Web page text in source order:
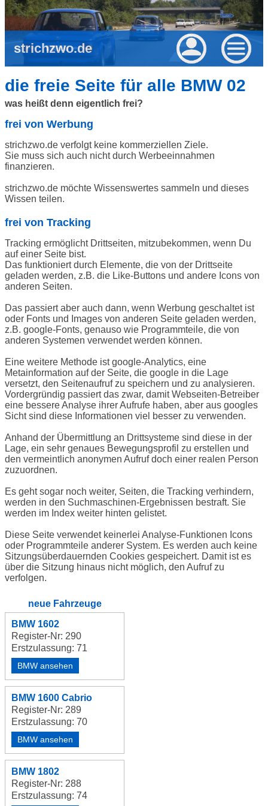
strichzwo.de
die freie Seite für alle BMW 02
was heißt denn eigentlich frei?
frei von Werbung
strichzwo.de verfolgt keine kommerziellen Ziele.
Sie muss sich auch nicht durch Werbeeinnahmen
finanzieren.
strichzwo.de möchte Wissenswertes sammeln und dieses
Wissen teilen.
frei von Tracking
Tracking ermöglicht Drittseiten, mitzubekommen, wenn Du
auf einer Seite bist.
Das funktioniert durch Elemente, die von der Drittseite
geladen werden, z.B. die Like-Buttons und andere Icons von
anderen Seiten.
Das passiert aber auch dann, wenn Werbung geschaltet ist
oder Fonts und Images von anderen Seite geladen werden,
z.B. google-Fonts, genauso wie Programmteile, die von
anderen Systemen verwendet werden können.
Eine weitere Methode ist google-Analytics, eine
Metainformation auf der Seite, die google in die Lage
versetzt, den Seitenaufruf zu speichern und zu analysieren.
Vordergründig passiert das zwar, damit Webseiten-Betreiber
eine bessere Analyse ihrer Aufrufe haben, aber aus googles
Sicht sind diese Informationen viel besser zu verwenden.
Anhand der Übermittlung an Drittsysteme sind diese in der
Lage, ein sehr genaues Bewegungsprofil zu erstellen und
den vermeintlich anonymen Aufruf doch einer realen Person
zuzuordnen.
Es geht sogar noch weiter, Seiten, die Tracking verhindern,
werden in den Suchmaschinen-Ergebnissen bestraft. Sie
werden im Index weiter hinten gelistet.
Diese Seite verwendet keinerlei Analyse-Funktionen Icons
oder Programmteile anderer System. Es werden auch keine
Sitzungsüberdauernden Cookies gespeichert. Damit ist es
über die Sitzung hinaus nicht möglich, den Aufruf zu
verfolgen.
neue Fahrzeuge
BMW 1602
Register-Nr: 290
Erstzulassung: 71
BMW ansehen
BMW 1600 Cabrio
Register-Nr: 289
Erstzulassung: 70
BMW ansehen
BMW 1802
Register-Nr: 288
Erstzulassung: 74